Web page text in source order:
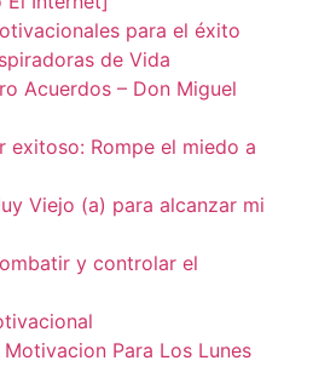
para el éxito
de Vida
Acuerdos – Don Miguel
exitoso: Rompe el miedo a
Viejo (a) para alcanzar mi
y controlar el
Para Los Lunes